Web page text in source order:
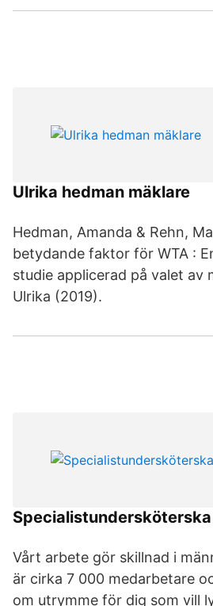
Ulrika hedman mäklare
Hedman, Amanda & Rehn,
betydande faktor för WTA :
studie applicerad på valet av
Ulrika (2019).
Vårt arbete gör skillnad i
är cirka 7 000 medarbetare
om utrymme för dig som vill